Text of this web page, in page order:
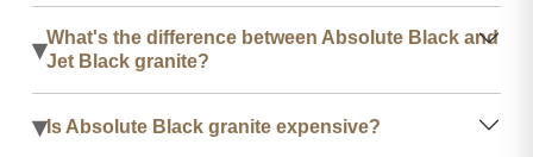
▾What's the difference between Absolute Black and
Jet Black granite?
▾Is Absolute Black granite expensive?